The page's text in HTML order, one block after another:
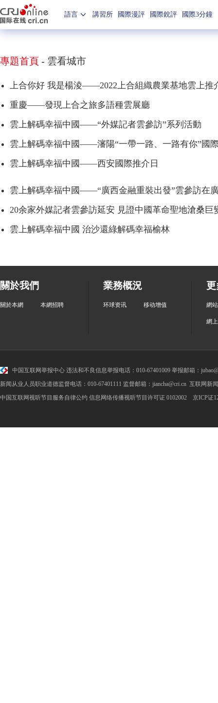
語言 講習所 國際漫評 國際銳評 國際3分鐘
專題首頁 - 雲看城市
上合你好 我是楊淩——2022上合組織農業基地雲上推
重慶——發現上合之旅多語種雲展廳
雲上解碼幸福中國——“外媒記者雲參訪”系列活動
雲上解碼幸福中國——瀋陽“一帶一路、一路有你”國
雲上解碼幸福中國——西安國際推介日
雲上解碼幸福中國——“廣西金融重裝出發”雲參訪在
20余家外媒記者雲參訪延安 見證中國革命聖地滄桑巨
雲上解碼幸福中國 治沙還綠解碼幸福榆林
關於我們
關於本網 本網招聘
業務概況
环球资讯 移动增值 網
網
中国互联网举报中心 违法和不良信息举报电话：010-67401009 举报邮箱：
新闻从业人员职业道德监督电话：010-67401111 监督邮箱：jiancha@cri.cn 互联网新
中国互联网视听节目服务自律公约 信息网络传播视听节目许可证 0102002 京ICP